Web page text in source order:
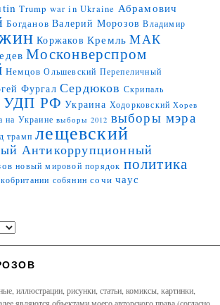
Trump war in Ukraine Абрамович
Богданов Валерий Морозов Владимир
Коржаков Кремль МАК
Москонверспром
Немцов Ольшевский Перепеличный
Фургал Сердюков Скрипаль
УДП РФ Украина Ходорковский Хорев
на Украине выборы 2012 выборы мэра
трамп лещевский
Антикоррупционный
новый мировой порядок политика
собянин сочи чаус
иллюстрации, рисунки, статьи, комиксы, картинки,